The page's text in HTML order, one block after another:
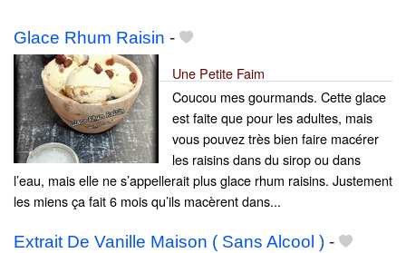
Glace Rhum Raisin -
Une Petite Faim
Coucou mes gourmands. Cette glace
est faite que pour les adultes, mais
vous pouvez très bien faire macérer
les raisins dans du sirop ou dans
l’eau, mais elle ne s’appellerait plus glace rhum raisins. Justement
les miens ça fait 6 mois qu’ils macèrent dans...
Extrait De Vanille Maison ( Sans Alcool ) -